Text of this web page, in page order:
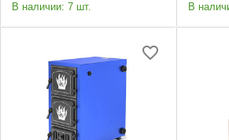
В наличии: 7 шт.
В